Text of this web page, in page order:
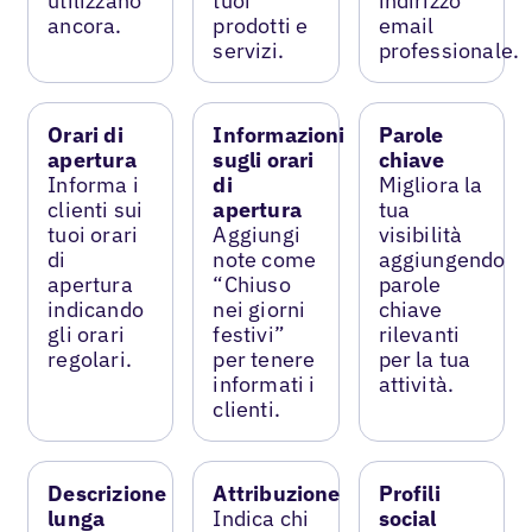
ancora.
prodotti e
servizi.
email
professionale.
Orari di
apertura
Informa i
clienti sui
tuoi orari
di
apertura
indicando
gli orari
regolari.
Informazioni
sugli orari
di
apertura
Aggiungi
note come
“Chiuso
nei giorni
festivi”
per tenere
informati i
clienti.
Parole
chiave
Migliora la
tua
visibilità
aggiungendo
parole
chiave
rilevanti
per la tua
attività.
Descrizione
lunga
Attribuzione
Indica chi
Profili
social